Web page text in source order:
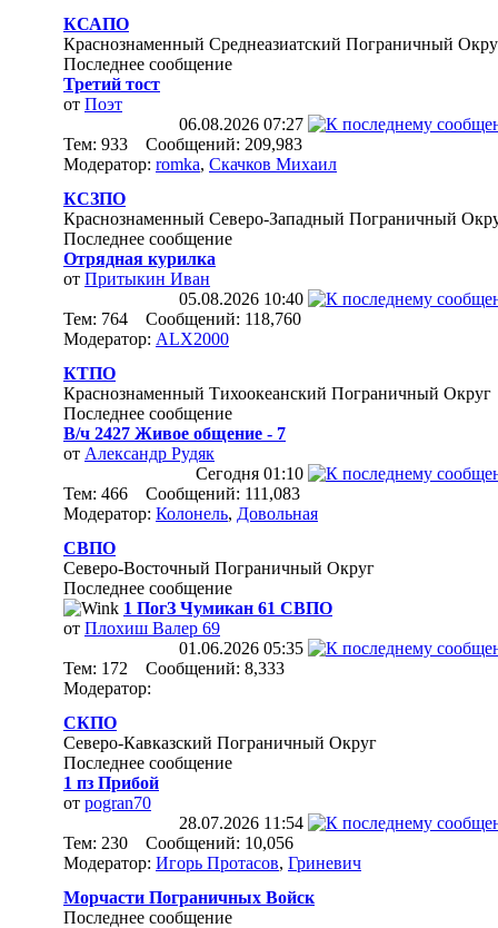
КСАПО
Краснознаменный Среднеазиатский Пограничный
Последнее сообщение
Третий тост
от Поэт
06.08.2026 07:27
Тем: 933 Сообщений: 209,983
Модератор: romka, Скачков Михаил
КСЗПО
Краснознаменный Северо-Западный Пограничный
Последнее сообщение
Отрядная курилка
от Притыкин Иван
05.08.2026 10:40
Тем: 764 Сообщений: 118,760
Модератор: ALX2000
КТПО
Краснознаменный Тихоокеанский Пограничный Округ
Последнее сообщение
В/ч 2427 Живое общение - 7
от Александр Рудяк
Сегодня 01:10
Тем: 466 Сообщений: 111,083
Модератор: Колонель, Довольная
СВПО
Северо-Восточный Пограничный Округ
Последнее сообщение
1 ПогЗ Чумикан 61 СВПО
от Плохиш Валер 69
01.06.2026 05:35
Тем: 172 Сообщений: 8,333
Модератор:
СКПО
Северо-Кавказский Пограничный Округ
Последнее сообщение
1 пз Прибой
от pogran70
28.07.2026 11:54
Тем: 230 Сообщений: 10,056
Модератор: Игорь Протасов, Гриневич
Морчасти Пограничных Войск
Последнее сообщение